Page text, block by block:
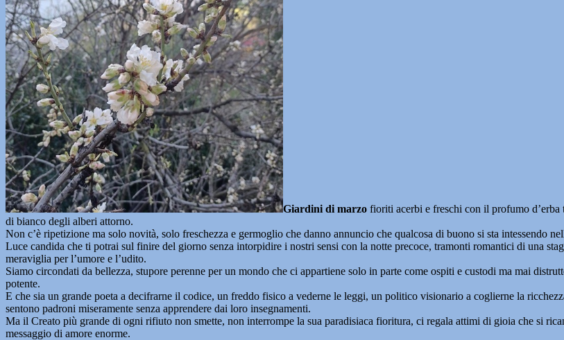
Giardini di marzo fioriti acerbi e freschi con il profumo d’erba
di bianco degli alberi attorno.
Non c’è ripetizione ma solo novità, solo freschezza e germoglio che danno annuncio che qualcosa di buono si sta intessendo
Luce candida che ti potrai sul finire del giorno senza intorpidire i nostri sensi con la notte precoce, tramonti romantici di una
meraviglia per l’umore e l’udito.
Siamo circondati da bellezza, stupore perenne per un mondo che ci appartiene solo in parte come ospiti e custodi ma mai
potente.
E che sia un grande poeta a decifrarne il codice, un freddo fisico a vederne le leggi, un politico visionario a coglierne la
sentono padroni miseramente senza apprendere dai loro insegnamenti.
Ma il Creato più grande di ogni rifiuto non smette, non interrompe la sua paradisiaca fioritura, ci regala attimi di gioia che si
messaggio di amore enorme.